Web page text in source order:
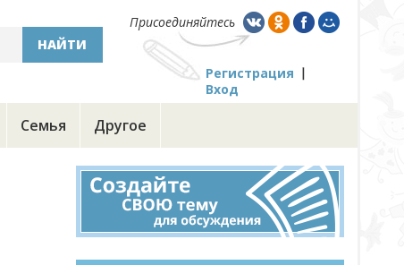
НАЙТИ
Присоединяйтесь
Регистрация
Вход
Семья Другое